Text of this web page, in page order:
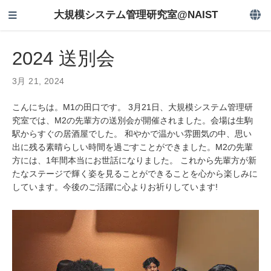
大規模システム管理研究室@NAIST
2024 送別会
3月 21, 2024
こんにちは。M1の田口です。 3月21日、大規模システム管理研
究室では、M2の先輩方の送別会が開催されました。会場は生駒
駅からすぐの居酒屋でした。 和やかで温かい雰囲気の中、思い
出に残る素晴らしい時間を過ごすことができました。M2の先輩
方には、1年間本当にお世話になりました。 これから先輩方が新
たなステージで輝く姿を見ることができることを心から楽しみに
しています。今後のご活躍に心よりお祈りしています!